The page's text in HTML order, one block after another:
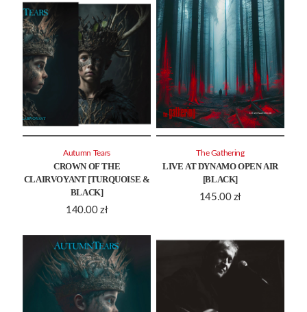
CROWN OF THE
CLAIRVOYANT [TURQUOISE &
BLACK]
140.00 zł
Autumn Tears
LIVE AT DYNAMO OPEN AIR
[BLACK]
145.00 zł
The Gathering